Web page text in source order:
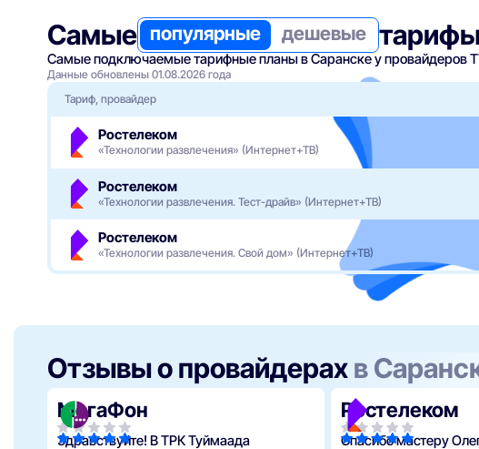
Самые популярные дешевые
Самые подключаемые тарифные планы в Саранске у провайдеров
Данные обновлены 01.08.2026 года
Тариф, провайдер
Ростелеком
«Технологии развлечения» (Интернет+ТВ)
Ростелеком
«Технологии развлечения. Тест-драйв» (Интернет+ТВ)
Ростелеком
«Технологии развлечения. Свой дом» (Интернет+ТВ)
Отзывы о провайдерахв
МегаФон
Здравствуйте! В ТРК Туймаада
Ростелеком
Спасибо мастеру